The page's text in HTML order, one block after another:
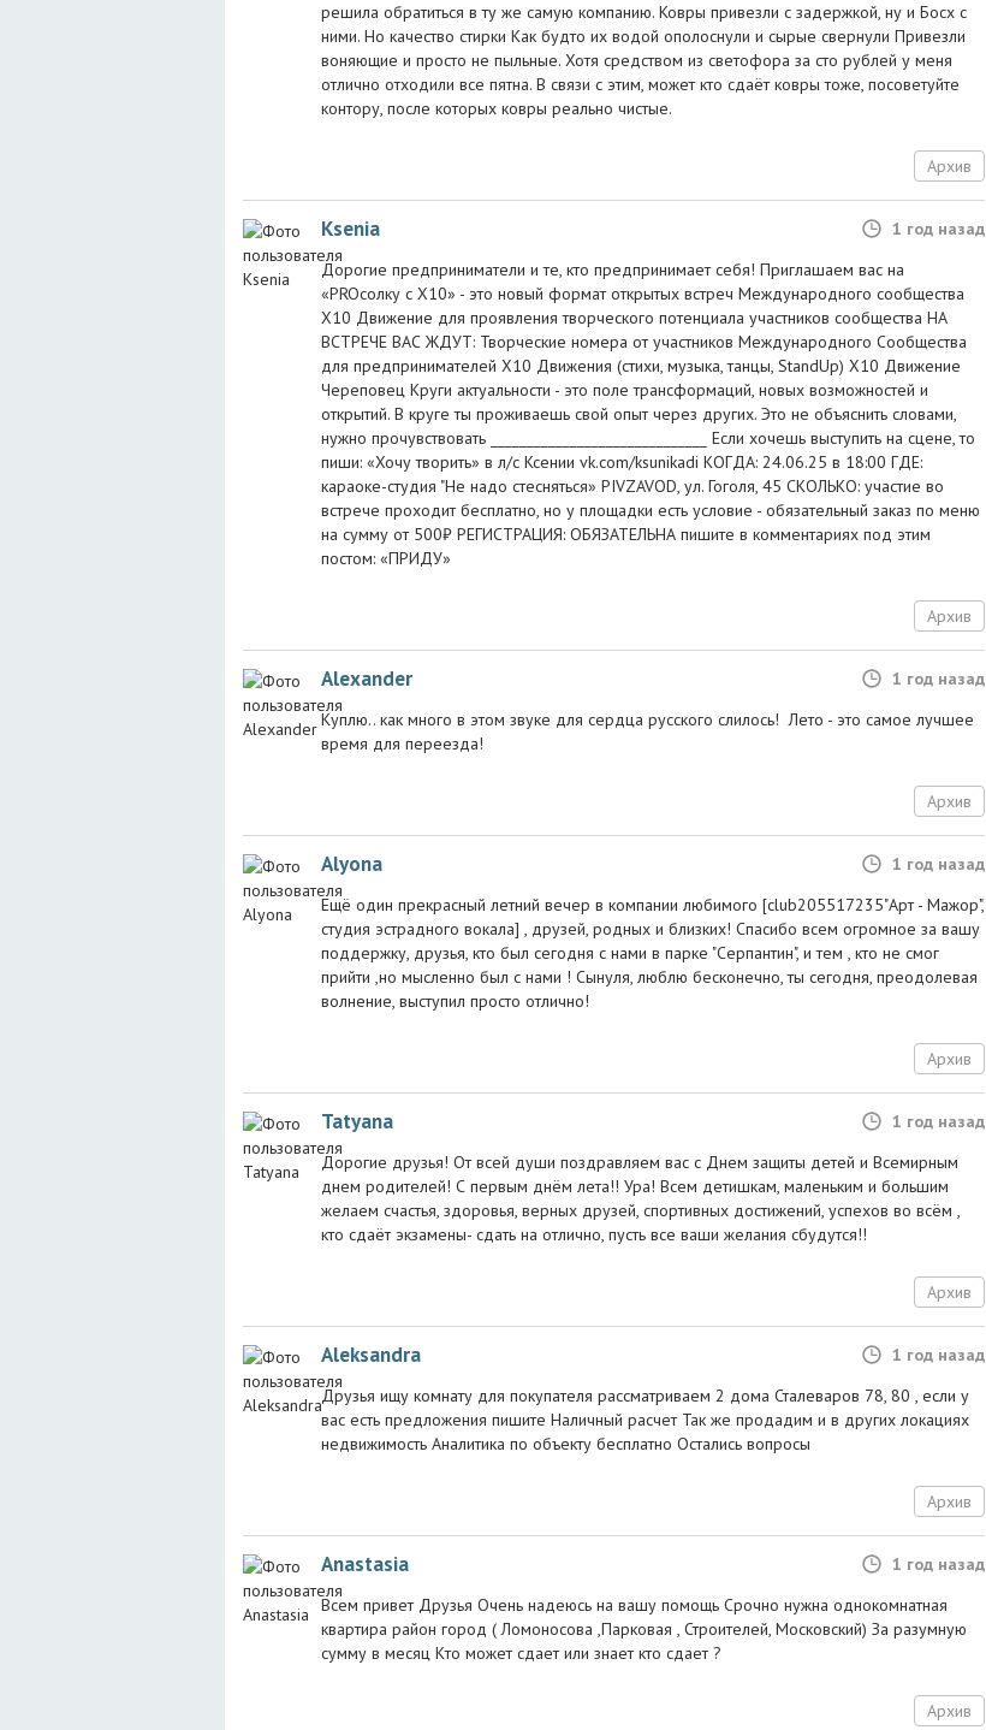
решила обратиться в ту же самую компанию. Ковры привезли с задержкой, ну и Босх с
ними. Но качество стирки Как будто их водой ополоснули и сырые свернули Привезли
воняющие и просто не пыльные. Хотя средством из светофора за сто рублей у меня
отлично отходили все пятна. В связи с этим, может кто сдаёт ковры тоже, посоветуйте
контору, после которых ковры реально чистые.
Архив
Ksenia
1 год назад
Дорогие предприниматели и те, кто предпринимает себя! Приглашаем вас на
«PROсолку с Х10» - это новый формат открытых встреч Международного сообщества
Х10 Движение для проявления творческого потенциала участников сообщества НА
ВСТРЕЧЕ ВАС ЖДУТ: Творческие номера от участников Международного Сообщества
для предпринимателей Х10 Движения (стихи, музыка, танцы, StandUp) Х10 Движение
Череповец Круги актуальности - это поле трансформаций, новых возможностей и
открытий. В круге ты проживаешь свой опыт через других. Это не объяснить словами,
нужно прочувствовать ______________________________ Если хочешь выступить на сцене, то
пиши: «Хочу творить» в л/с Ксении vk.com/ksunikadi КОГДА: 24.06.25 в 18:00 ГДЕ:
караоке-студия "Не надо стесняться» PIVZAVOD, ул. Гоголя, 45 СКОЛЬКО: участие во
встрече проходит бесплатно, но у площадки есть условие - обязательный заказ по меню
на сумму от 500₽ РЕГИСТРАЦИЯ: ОБЯЗАТЕЛЬНА пишите в комментариях под этим
постом: «ПРИДУ»
Архив
Alexander
1 год назад
Куплю.. как много в этом звуке для сердца русского слилось! Лето - это самое лучшее
время для переезда!
Архив
Alyona
1 год назад
Ещё один прекрасный летний вечер в компании любимого [club205517235"Арт - Мажор",
студия эстрадного вокала] , друзей, родных и близких! Спасибо всем огромное за вашу
поддержку, друзья, кто был сегодня с нами в парке "Серпантин", и тем , кто не смог
прийти ,но мысленно был с нами ! Сынуля, люблю бесконечно, ты сегодня, преодолевая
волнение, выступил просто отлично!
Архив
Tatyana
1 год назад
Дорогие друзья! От всей души поздравляем вас с Днем защиты детей и Всемирным
днем родителей! С первым днём лета!! Ура! Всем детишкам, маленьким и большим
желаем счастья, здоровья, верных друзей, спортивных достижений, успехов во всём ,
кто сдаёт экзамены- сдать на отлично, пусть все ваши желания сбудутся!!
Архив
Aleksandra
1 год назад
Друзья ищу комнату для покупателя рассматриваем 2 дома Сталеваров 78, 80 , если у
вас есть предложения пишите Наличный расчет Так же продадим и в других локациях
недвижимость Аналитика по объекту бесплатно Остались вопросы
Архив
Anastasia
1 год назад
Всем привет Друзья Очень надеюсь на вашу помощь Срочно нужна однокомнатная
квартира район город ( Ломоносова ,Парковая , Строителей, Московский) За разумную
сумму в месяц Кто может сдает или знает кто сдает ?
Архив